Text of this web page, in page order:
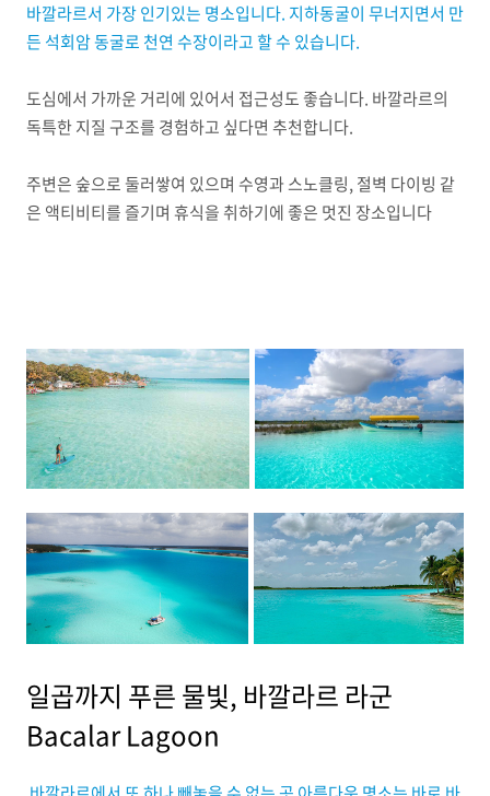
바깔라르서 가장 인기있는 명소입니다. 지하동굴이 무너지면서 만
든 석회암 동굴로 천연 수장이라고 할 수 있습니다.
도심에서 가까운 거리에 있어서 접근성도 좋습니다. 바깔라르의
독특한 지질 구조를 경험하고 싶다면 추천합니다.
주변은 숲으로 둘러쌓여 있으며 수영과 스노클링, 절벽 다이빙 같
은 액티비티를 즐기며 휴식을 취하기에 좋은 멋진 장소입니다
일곱까지 푸른 물빛, 바깔라르 라군
Bacalar Lagoon